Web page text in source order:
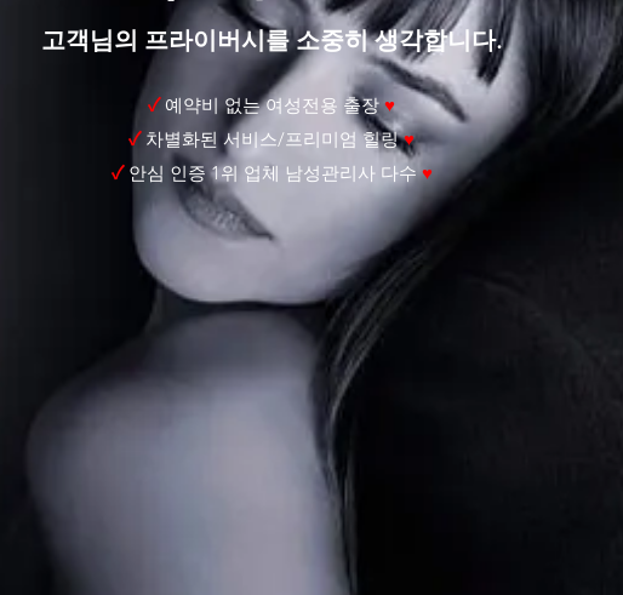
고객님의 프라이버시를 소중히 생각합니다.
✓예약비 없는 여성전용 출장 ♥
✓차별화된 서비스/프리미엄 힐링♥
✓안심 인증 1위 업체 남성관리사 다수♥